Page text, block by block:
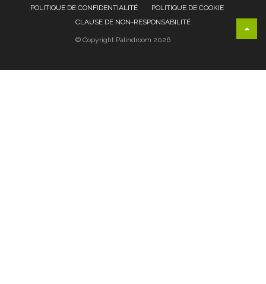
POLITIQUE DE CONFIDENTIALITÉ
POLITIQUE DE COOKIE
CLAUSE DE NON-RESPONSABILITÉ
© Copyright Palindroom 2026